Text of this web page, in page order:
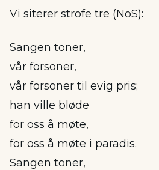
Vi siterer strofe tre (NoS):
Sangen toner,
vår forsoner,
vår forsoner til evig pris;
han ville bløde
for oss å møte,
for oss å møte i paradis.
Sangen toner,